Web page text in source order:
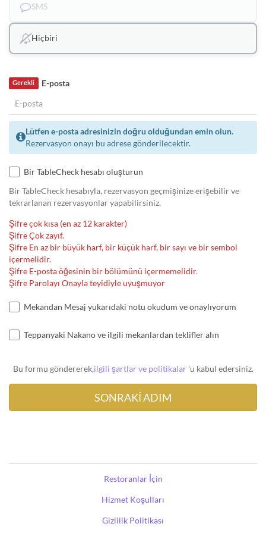
SMS
Hiçbiri
E-posta
Gerekli
Lütfen e-posta adresinizin doğru olduğundan emin olun.
Rezervasyon onayı bu adrese gönderilecektir.
Bir TableCheck hesabı oluşturun
Bir TableCheck hesabıyla, rezervasyon geçmişinize erişebilir ve
tekrarlanan rezervasyonlar yapabilirsiniz.
Şifre çok kısa (en az 12 karakter)
Şifre Çok zayıf.
Şifre En az bir büyük harf, bir küçük harf, bir sayı ve bir sembol
içermelidir.
Şifre E-posta öğesinin bir bölümünü içermemelidir.
Şifre Parolayı Onayla teyidiyle uyuşmuyor
Mekandan Mesaj yukarıdaki notu okudum ve onaylıyorum
Teppanyaki Nakano ve ilgili mekanlardan teklifler alın
Bu formu göndererek,ilgili şartlar ve politikalar'u kabul edersiniz.
Restoranlar İçin
Hizmet Koşulları
Gizlilik Politikası